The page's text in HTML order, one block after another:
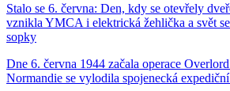
Stalo se 6. června: Den, kdy se otevřely
vznikla YMCA i elektrická žehlička a svět
sopky
Dne 6. června 1944 začala operace
Normandie se vylodila spojenecká